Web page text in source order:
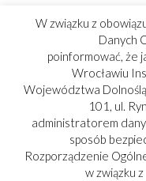
W związku z
Danych
poinformować, że
Wrocławiu
Województwa
101, ul.
administratorem
sposób
Rozporządzenie
w związku